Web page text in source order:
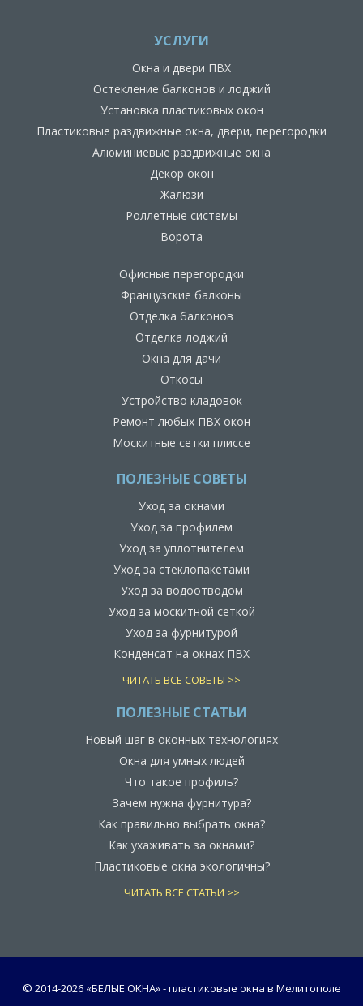
УСЛУГИ
Окна и двери ПВХ
Остекление балконов и лоджий
Установка пластиковых окон
Пластиковые раздвижные окна, двери, перегородки
Алюминиевые раздвижные окна
Декор окон
Жалюзи
Роллетные системы
Ворота
Офисные перегородки
Французские балконы
Отделка балконов
Отделка лоджий
Окна для дачи
Откосы
Устройство кладовок
Ремонт любых ПВХ окон
Москитные сетки плиссе
ПОЛЕЗНЫЕ СОВЕТЫ
Уход за окнами
Уход за профилем
Уход за уплотнителем
Уход за стеклопакетами
Уход за водоотводом
Уход за москитной сеткой
Уход за фурнитурой
Конденсат на окнах ПВХ
ЧИТАТЬ ВСЕ СОВЕТЫ >>
ПОЛЕЗНЫЕ СТАТЬИ
Новый шаг в оконных технологиях
Окна для умных людей
Что такое профиль?
Зачем нужна фурнитура?
Как правильно выбрать окна?
Как ухаживать за окнами?
Пластиковые окна экологичны?
ЧИТАТЬ ВСЕ СТАТЬИ >>
© 2014-2026 «БЕЛЫЕ ОКНА» - пластиковые окна в Мелитополе